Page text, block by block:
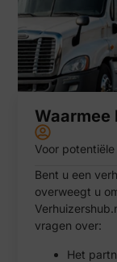
Waarmee
Voor
Bent u een
overweegt u
vragen over:
Het